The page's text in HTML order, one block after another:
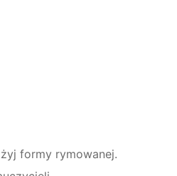
formy rymowanej.